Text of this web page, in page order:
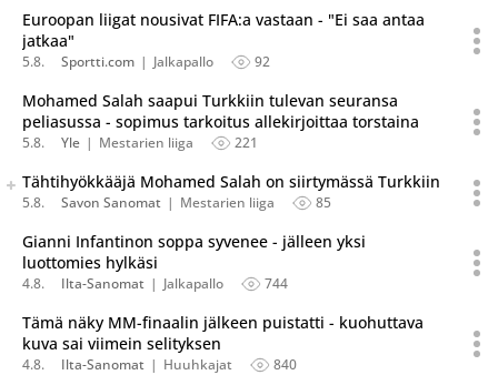
Euroopan liigat nousivat FIFA:a vastaan - "Ei saa antaa
jatkaa"
5.8. Sportti.com Jalkapallo 92
Mohamed Salah saapui Turkkiin tulevan seuransa
peliasussa - sopimus tarkoitus allekirjoittaa torstaina
5.8. Yle Mestarien liiga 221
Seuraava uutinen on julkaistu useassa eri lähteessä.
Listaa uutisen kaikki versiot
Tähtihyökkääjä Mohamed Salah on siirtymässä Turkkiin
5.8. Savon Sanomat Mestarien liiga 85
Gianni Infantinon soppa syvenee - jälleen yksi
luottomies hylkäsi
4.8. Ilta-Sanomat Jalkapallo 744
Tämä näky MM-finaalin jälkeen puistatti - kuohuttava
kuva sai viimein selityksen
4.8. Ilta-Sanomat Huuhkajat 840